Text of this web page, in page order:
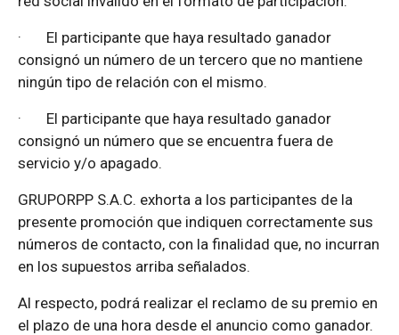
· El participante que haya resultado ganador
consignó un número de un tercero que no mantiene
ningún tipo de relación con el mismo.
· El participante que haya resultado ganador
consignó un número que se encuentra fuera de
servicio y/o apagado.
GRUPORPP S.A.C. exhorta a los participantes de la
presente promoción que indiquen correctamente sus
números de contacto, con la finalidad que, no incurran
en los supuestos arriba señalados.
Al respecto, podrá realizar el reclamo de su premio en
el plazo de una hora desde el anuncio como ganador.